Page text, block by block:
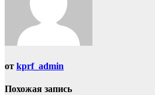
от kprf_admin
Похожая запись